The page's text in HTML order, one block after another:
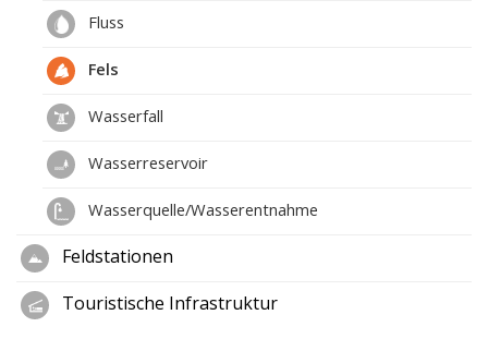
Fluss
Fels
Wasserfall
Wasserreservoir
Wasserquelle/Wasserentnahme
Feldstationen
Touristische Infrastruktur